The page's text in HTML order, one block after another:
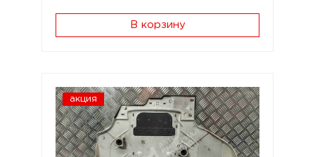
В корзину
акция